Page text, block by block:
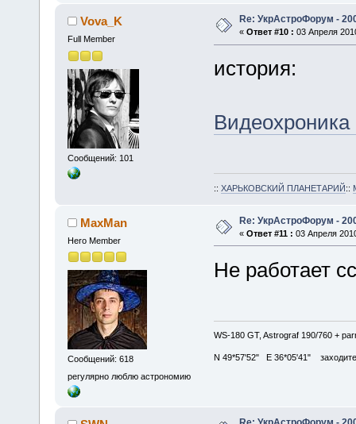
Vova_K
Full Member
Сообщений: 101
Re: УкрАстроФорум -
« Ответ #10 : 03 Апреля
история:
:: ХАРЬКОВСКИЙ ПЛАНЕТАРИЙ::
MaxMan
Hero Member
Сообщений: 618
регулярно люблю астрономию
Re: УкрАстроФорум -
« Ответ #11 : 03 Апреля
Не работает
WS-180 GT, Astrograf 190/760 +
N 49*57'52" E 36*05'41"